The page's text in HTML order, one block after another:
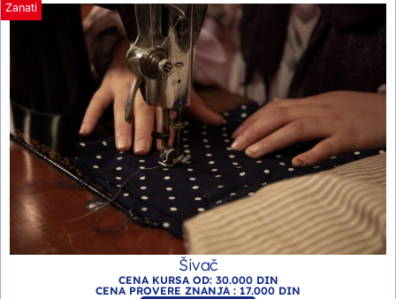
Zanati
Šivač
CENA KURSA OD: 30.000 DIN
CENA PROVERE ZNANJA : 17.000 DIN